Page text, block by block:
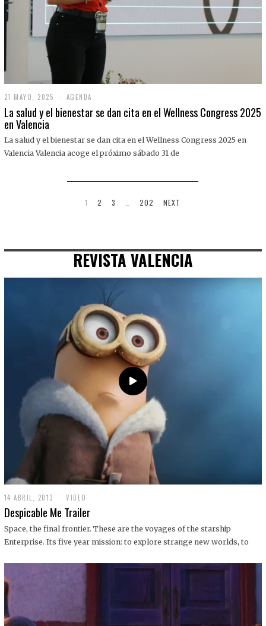
21 MAYO, 2025
1
M
O
,
AGENDA
La salud y el bienestar se dan cita en el Wellness Congress 2025
en Valencia
La salud y el bienestar se dan cita en el Wellness Congress 2025 en
Valencia Valencia acoge el próximo sábado 31 de
1 2 3 202 NEXT
REVISTA VALENCIA
14 ABRIL, 2013
9
D
C
I
1
VIDEO
Despicable Me Trailer
Space, the final frontier. These are the voyages of the starship
Enterprise. Its five year mission: to explore strange new worlds, to